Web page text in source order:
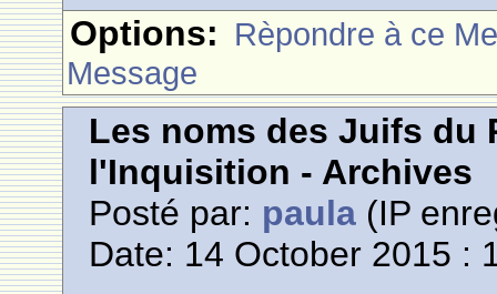
Options: Rèpondre à ce
Message
Les noms des Juifs du
l'Inquisition - Archives
Posté par: paula (IP
Date: 14 October 2015 :